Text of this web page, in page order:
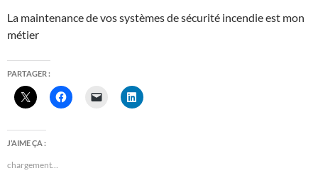
La maintenance de vos systèmes de sécurité incendie est mon
métier
PARTAGER :
J’AIME ÇA :
chargement…